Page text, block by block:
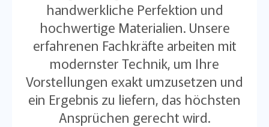
handwerkliche Perfektion und
hochwertige Materialien. Unsere
erfahrenen Fachkräfte arbeiten mit
modernster Technik, um Ihre
Vorstellungen exakt umzusetzen und
ein Ergebnis zu liefern, das höchsten
Ansprüchen gerecht wird.